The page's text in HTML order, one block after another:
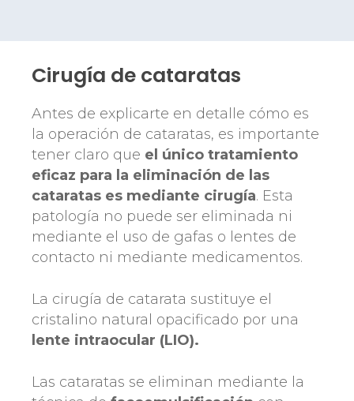
Cirugía de cataratas
Antes de explicarte en detalle cómo es
la operación de cataratas, es importante
tener claro que el único tratamiento
eficaz para la eliminación de las
cataratas es mediante cirugía. Esta
patología no puede ser eliminada ni
mediante el uso de gafas o lentes de
contacto ni mediante medicamentos.
La cirugía de catarata sustituye el
cristalino natural opacificado por una
lente intraocular (LIO).
Las cataratas se eliminan mediante la